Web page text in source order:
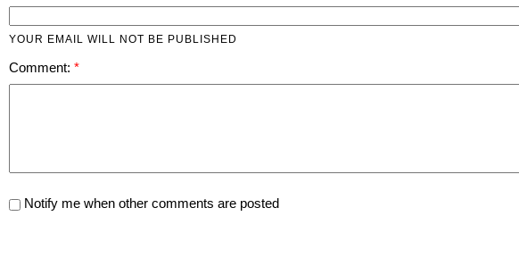
YOUR EMAIL WILL NOT BE PUBLISHED
Comment:
Notify me when other comments are posted